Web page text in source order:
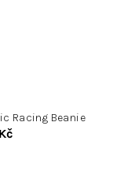
Racing Beanie